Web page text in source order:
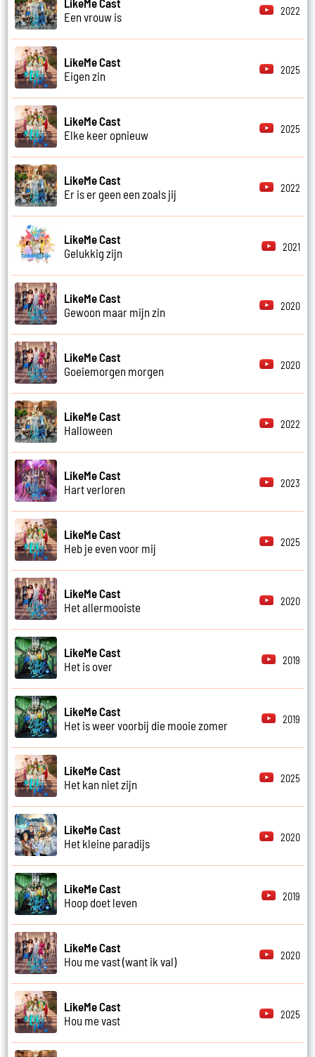
Een vrouw is
2022
LikeMe Cast
Eigen zin
2025
LikeMe Cast
Elke keer opnieuw
2025
LikeMe Cast
Er is er geen een zoals jij
2022
LikeMe Cast
Gelukkig zijn
2021
LikeMe Cast
Gewoon maar mijn zin
2020
LikeMe Cast
Goeiemorgen morgen
2020
LikeMe Cast
Halloween
2022
LikeMe Cast
Hart verloren
2023
LikeMe Cast
Heb je even voor mij
2025
LikeMe Cast
Het allermooiste
2020
LikeMe Cast
Het is over
2019
LikeMe Cast
Het is weer voorbij die mooie zomer
2019
LikeMe Cast
Het kan niet zijn
2025
LikeMe Cast
Het kleine paradijs
2020
LikeMe Cast
Hoop doet leven
2019
LikeMe Cast
Hou me vast (want ik val)
2020
LikeMe Cast
Hou me vast
2025